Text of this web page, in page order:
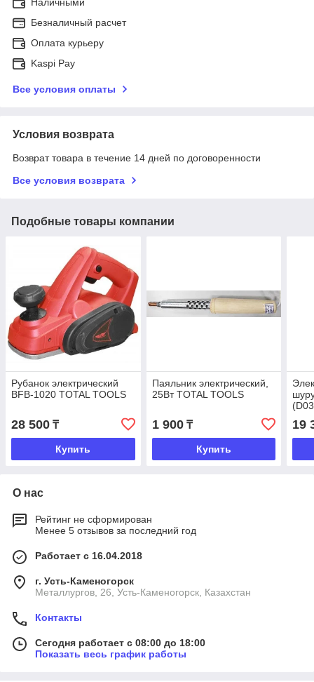
Безналичный расчет
Оплата курьеру
Kaspi Pay
Все условия оплаты
Условия возврата
Возврат товара в течение 14 дней по договоренности
Все условия возврата
Подобные товары компании
Рубанок электрический
BFB-1020 TOTAL TOOLS
28 500 ₸
Купить
Паяльник электрический,
25Вт TOTAL TOOLS
1 900₸
Купить
19
О нас
Рейтинг не сформирован
Менее 5 отзывов за последний год
Работает с 16.04.2018
г. Усть-Каменогорск
Металлургов, 26, Усть-Каменогорск, Казахстан
Контакты
Сегодня работает с 08:00 до 18:00
Показать весь график работы